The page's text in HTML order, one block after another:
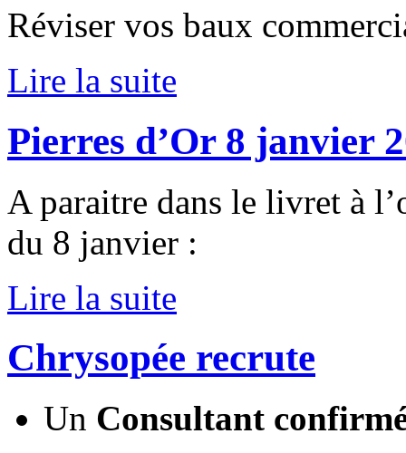
Réviser vos baux
Lire la suite
Pierres d’Or 8 janvier
A paraitre dans le livret à
du 8 janvier :
Lire la suite
Chrysopée recrute
Un Consultant